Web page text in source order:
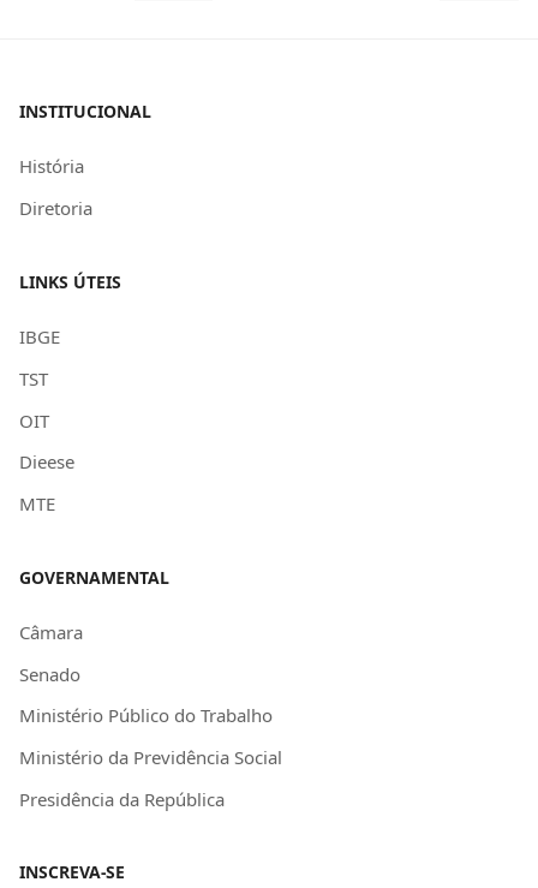
INSTITUCIONAL
História
Diretoria
LINKS ÚTEIS
IBGE
TST
OIT
Dieese
MTE
GOVERNAMENTAL
Câmara
Senado
Ministério Público do Trabalho
Ministério da Previdência Social
Presidência da República
INSCREVA-SE